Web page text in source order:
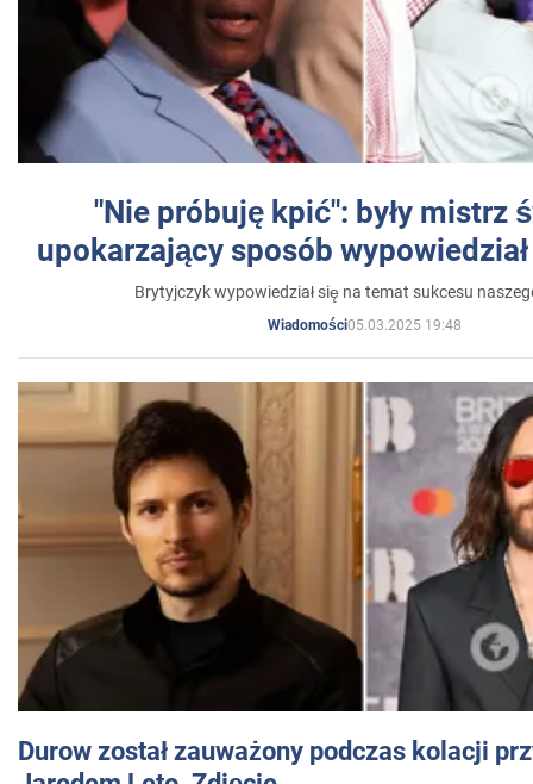
"Nie próbuję kpić": były mistrz
upokarzający sposób
Brytyjczyk wypowiedział się na temat sukcesu
Wiadomości05.03.2025 19:48
Durow został zauważony podczas kolacji